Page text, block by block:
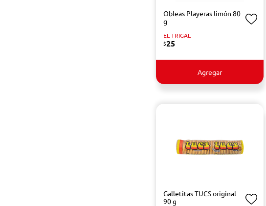
Obleas Playeras limón 80
g
EL TRIGAL
$25
Agregar
Galletitas TUCS original
90 g